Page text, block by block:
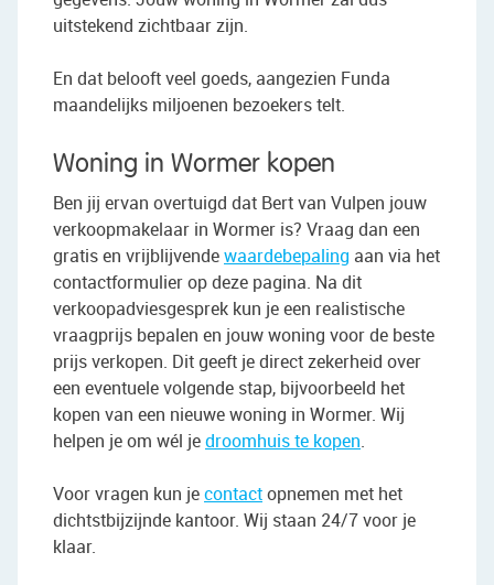
uitstekend zichtbaar zijn.
En dat belooft veel goeds, aangezien Funda
maandelijks miljoenen bezoekers telt.
Woning in Wormer kopen
Ben jij ervan overtuigd dat Bert van Vulpen jouw
verkoopmakelaar in Wormer is? Vraag dan een
gratis en vrijblijvendewaardebepaling aan via het
contactformulier op deze pagina. Na dit
verkoopadviesgesprek kun je een realistische
vraagprijs bepalen en jouw woning voor de beste
prijs verkopen. Dit geeft je direct zekerheid over
een eventuele volgende stap, bijvoorbeeld het
kopen van een nieuwe woning in Wormer. Wij
helpen je om wél jedroomhuis te kopen.
Voor vragen kun jecontactopnemen met het
dichtstbijzijnde kantoor. Wij staan 24/7 voor je
klaar.